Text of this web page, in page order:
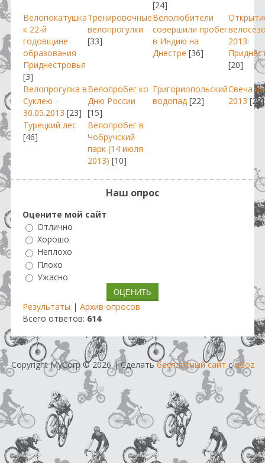
[24]
Велопокатушка
к 22-й
годовщине
образования
Приднестровья
[3]
Тренировочные
велопрогулки
[33]
Велолюбители
совершили пробег
в Индию на
Днестре [36]
2013:
[20]
Велопрогулка в
Суклею -
30.05.2013 [23]
Велопробег ко
Дню России
[15]
Григориопольский
водопад [22]
Свеча
2013 [29]
Турецкий лес
[46]
Велопробег в
Чобручский
парк (14 июля
2013) [10]
Наш опрос
Оцените мой сайт
Отлично
Хорошо
Неплохо
Плохо
Ужасно
Результаты | Архив опросов
Всего ответов: 614
Copyright MyCorp © 2026|Сделатьбесплатный сайт сuCoz